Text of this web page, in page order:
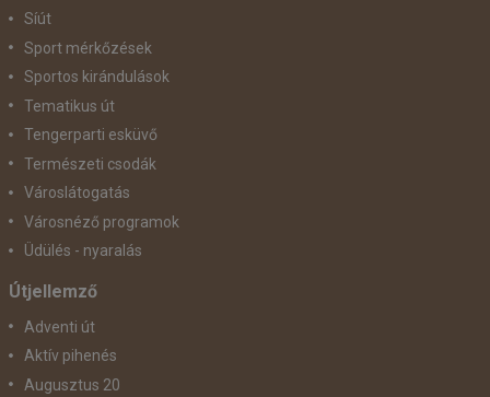
Síút
Sport mérkőzések
Sportos kirándulások
Tematikus út
Tengerparti esküvő
Természeti csodák
Városlátogatás
Városnéző programok
Üdülés - nyaralás
Útjellemző
Adventi út
Aktív pihenés
Augusztus 20